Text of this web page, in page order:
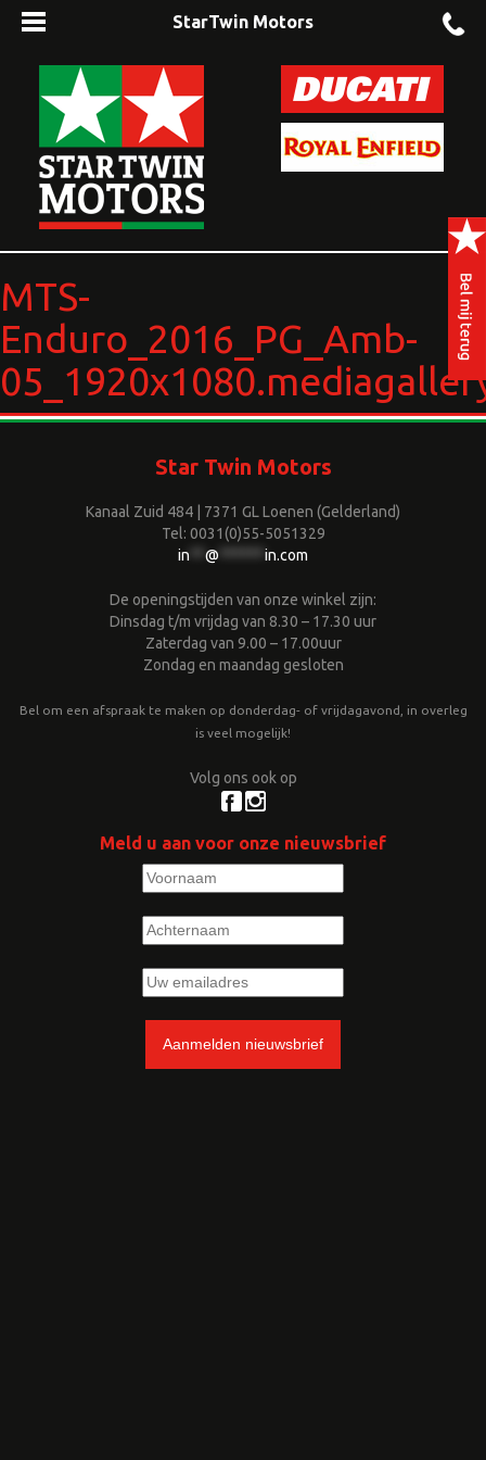
StarTwin Motors
MTS-
Enduro_2016_PG_Amb-
Star Twin Motors
Kanaal Zuid 484 | 7371 GL Loenen (Gelderland)
Tel: 0031(0)55-5051329
in
@ in.com
De openingstijden van onze winkel zijn:
Dinsdag t/m vrijdag van 8.30 – 17.30 uur
Zaterdag van 9.00 – 17.00uur
Zondag en maandag gesloten
Bel om een afspraak te maken op donderdag- of vrijdagavond, in overleg
is veel mogelijk!
Volg ons ook op
Meld u aan voor onze nieuwsbrief